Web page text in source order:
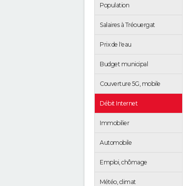
Population
Salaires à Tréouergat
Prix de l'eau
Budget municipal
Couverture 5G, mobile
Débit Internet
Immobilier
Automobile
Emploi, chômage
Météo, climat